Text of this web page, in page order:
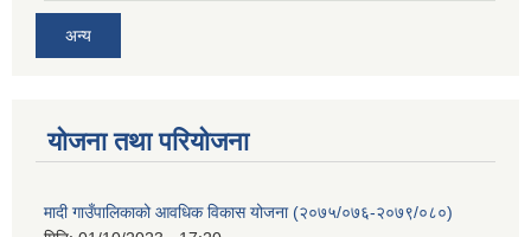
अन्य
योजना तथा परियोजना
मादी गाउँपालिकाको आवधिक विकास योजना (२०७५/०७६-२०७९/०८०)